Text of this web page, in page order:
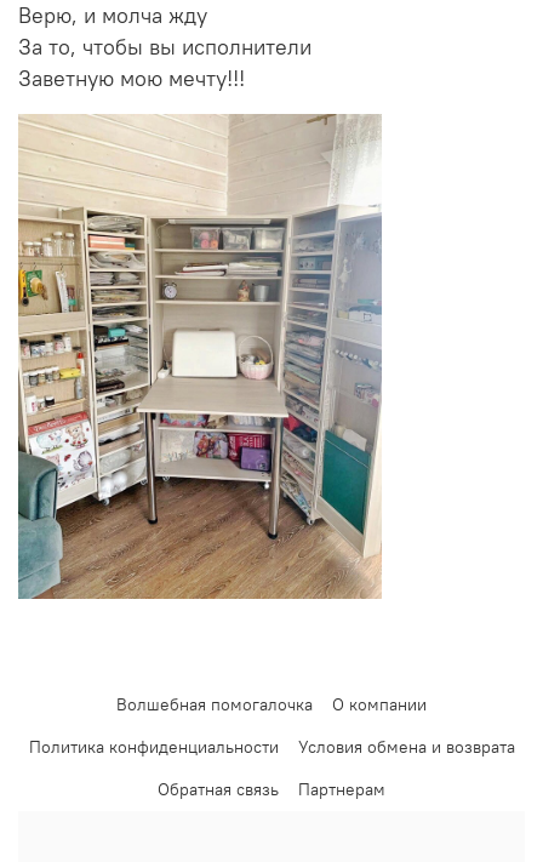
Верю, и молча жду
За то, чтобы вы исполнители
Заветную мою мечту!!!
Волшебная помогалочка
О компании
Политика конфиденциальности
Условия обмена и возврата
Обратная связь
Партнерам